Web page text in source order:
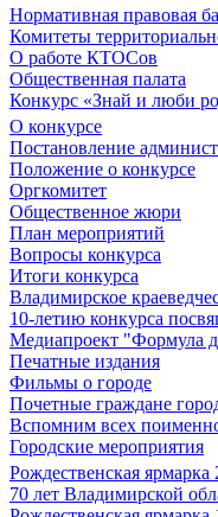
Нормативная правовая
Комитеты
О работе КТОСов
Общественная палата
Конкурс «Знай и люби
О конкурсе
Постановление
Положение о конкурсе
Оргкомитет
Общественное жюри
План мероприятий
Вопросы конкурса
Итоги конкурса
Владимирское
10-летию конкурса
Медиапроект "Формула
Печатные издания
Фильмы о городе
Почетные граждане
Вспомним всех
Городские мероприятия
Рождественская
70 лет Владимирской